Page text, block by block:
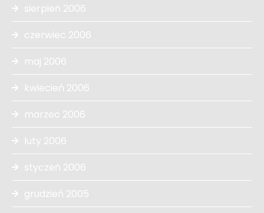
sierpień 2006
czerwiec 2006
maj 2006
kwiecień 2006
marzec 2006
luty 2006
styczeń 2006
grudzień 2005